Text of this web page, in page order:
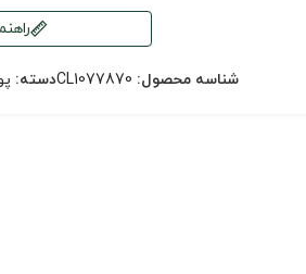
شناسه محصول: CL1077870دسته: